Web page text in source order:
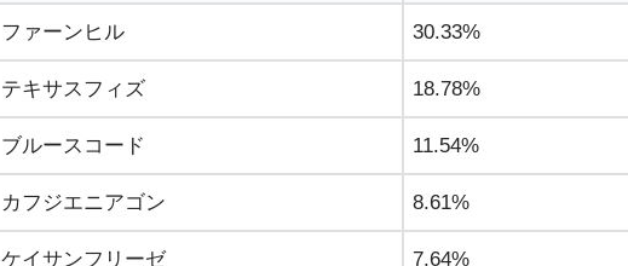
ファーンヒル 30.33%
テキサスフィズ 18.78%
ブルースコード 11.54%
カフジエニアゴン 8.61%
ケイサンフリーゼ 7.64%